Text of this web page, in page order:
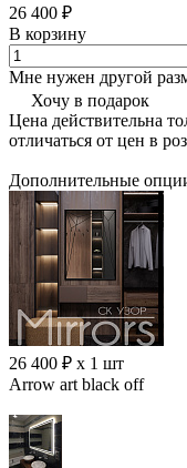
26 400 ₽
В корзину
Мне нужен другой
Хочу в подарок
Цена действительна
отличаться от цен в
Дополнительные
26 400 ₽ x 1 шт
Arrow art black off